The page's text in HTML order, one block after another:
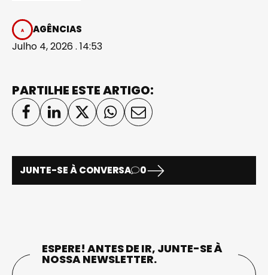
AGÊNCIAS
Julho 4, 2026 . 14:53
PARTILHE ESTE ARTIGO:
JUNTE-SE À CONVERSA 0
ESPERE! ANTES DE IR, JUNTE-SE À
NOSSA NEWSLETTER.